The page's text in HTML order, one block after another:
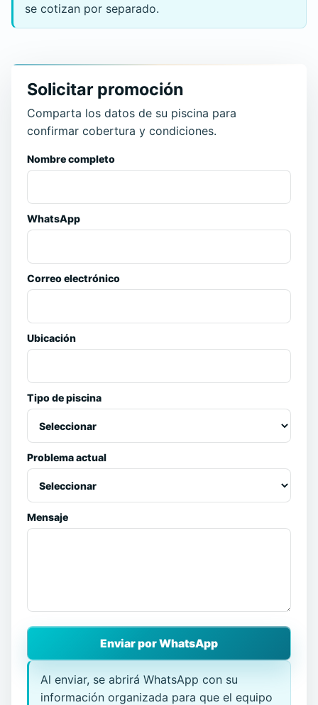
se cotizan por separado.
Solicitar promoción
Comparta los datos de su piscina para
confirmar cobertura y condiciones.
Nombre completo
WhatsApp
Correo electrónico
Ubicación
Tipo de piscina
Problema actual
Mensaje
Enviar por WhatsApp
Al enviar, se abrirá WhatsApp con su
información organizada para que el equipo